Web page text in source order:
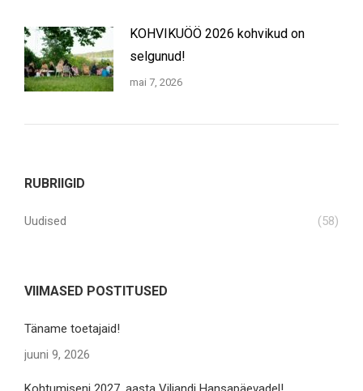
KOHVIKUÖÖ 2026 kohvikud on
selgunud!
mai 7, 2026
RUBRIIGID
Uudised (58)
VIIMASED POSTITUSED
Täname toetajaid!
juuni 9, 2026